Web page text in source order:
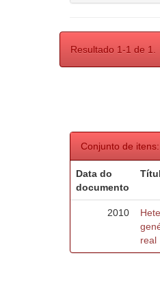
Resultado 1-1 de 1.
Conjunto de itens:
Data do
documento
2010
real